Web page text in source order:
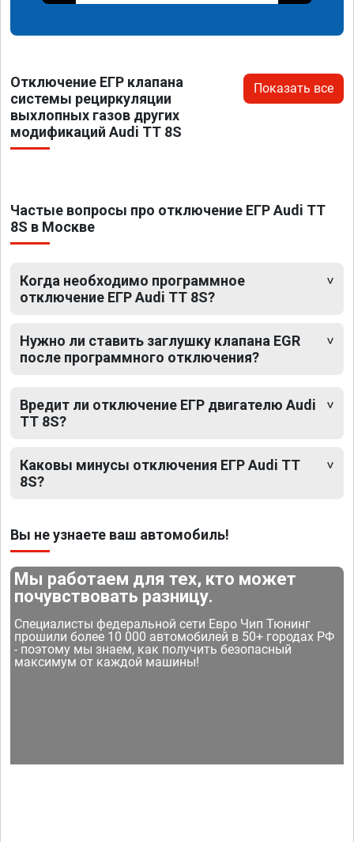
Отключение ЕГР клапана
системы рециркуляции
выхлопных газов других
модификаций Audi TT 8S
Показать все
Частые вопросы про отключение ЕГР Audi TT
8S в Москве
Когда необходимо программное
отключение ЕГР Audi TT 8S?
Нужно ли ставить заглушку клапана EGR
после программного отключения?
Вредит ли отключение ЕГР двигателю Audi
TT 8S?
Каковы минусы отключения ЕГР Audi TT
8S?
Вы не узнаете ваш автомобиль!
Мы работаем для тех, кто может
почувствовать разницу.
Специалисты федеральной сети Евро Чип Тюнинг
прошили более 10 000 автомобилей в 50+ городах РФ
- поэтому мы знаем, как получить безопасный
максимум от каждой машины!